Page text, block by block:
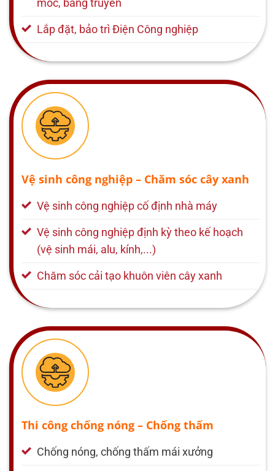
móc, băng truyền
Lắp đặt, bảo trì Điện Công nghiệp
Vệ sinh công nghiệp – Chăm sóc cây xanh
Vệ sinh công nghiệp cố định nhà máy
Vệ sinh công nghiệp định kỳ theo kế hoạch
(vệ sinh mái, alu, kính,...)
Chăm sóc cải tạo khuôn viên cây xanh
Thi công chống nóng – Chống thấm
Chống nóng, chống thấm mái xưởng